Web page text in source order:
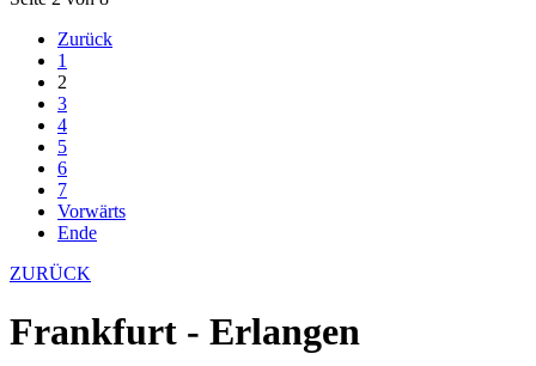
Zurück
1
2
3
4
5
6
7
Vorwärts
Ende
ZURÜCK
Frankfurt - Erlangen